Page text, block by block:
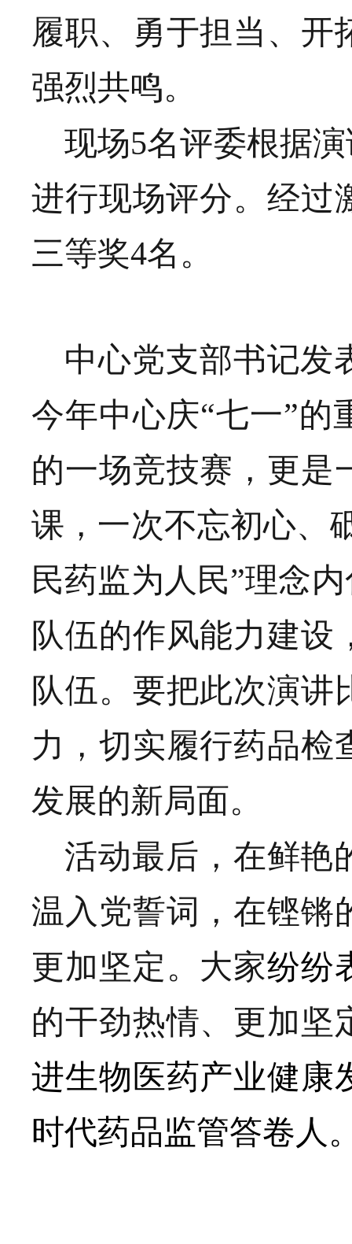
履职、勇于担当、开
强烈共鸣。
现场5名评委根据
进行现场评分。经过
三等奖4名。
中心党支部书记发
今年中心庆“七一”的
的一场竞技赛，更是
课，一次不忘初心、
民药监为人民”理念
队伍的作风能力建设
队伍。要把此次演讲
力，切实履行药品检
发展的新局面。
活动最后，在鲜艳
温入党誓词，在铿锵
更加坚定。 大家纷纷
的干劲热情、更加坚
进生物医药产业健康
时代药品监管答卷人